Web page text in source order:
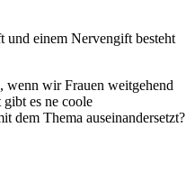
und einem Nervengift besteht
wenn wir Frauen weitgehend
es ne coole
dem Thema auseinandersetzt?